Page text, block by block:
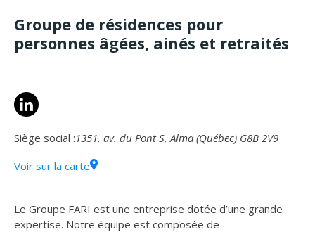
Groupe de résidences pour
personnes âgées, ainés et retraités
Siège social :1351, av. du Pont S, Alma (Québec) G8B 2V9
Voir sur la carte
Le Groupe FARI est une entreprise dotée d’une grande
expertise. Notre équipe est composée de